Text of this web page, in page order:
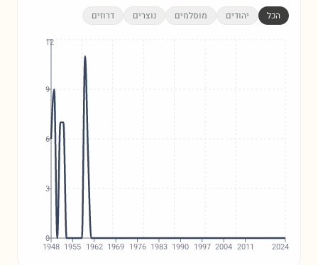
הכל יהודים מוסלמים נוצרים דרוזים
1948 1955 1962 1969 1976 1983 1990 1997 2004 2011 2024
0
3
6
9
12